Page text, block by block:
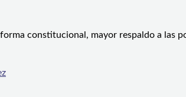
constitucional, mayor respaldo a las